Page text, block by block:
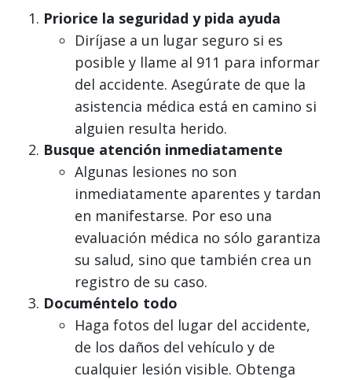
Priorice la seguridad y pida ayuda
Diríjase a un lugar seguro si es
posible y llame al 911 para informar
del accidente. Asegúrate de que la
asistencia médica está en camino si
alguien resulta herido.
Busque atención inmediatamente
Algunas lesiones no son
inmediatamente aparentes y tardan
en manifestarse. Por eso una
evaluación médica no sólo garantiza
su salud, sino que también crea un
registro de su caso.
Documéntelo todo
Haga fotos del lugar del accidente,
de los daños del vehículo y de
cualquier lesión visible. Obtenga